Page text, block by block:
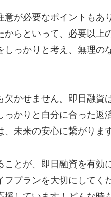
が必要なポイントもあ
らといって、必要以上
っかりと考え、無理の
かせません。即日融資
かりと自分に合った返
未来の安心に繋がりま
とが、即日融資を有効
プランを大切にしてく